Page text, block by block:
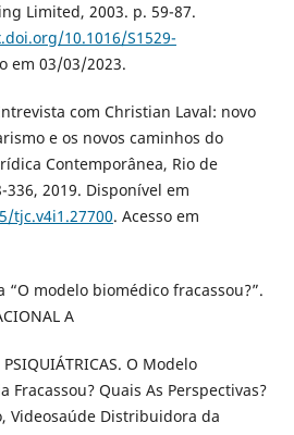
Limited, 2003. p. 59-87.
10.1016/S1529-
em 03/03/2023.
com Christian Laval: novo
e os novos caminhos do
Contemporânea, Rio de
336, 2019. Disponível em
tjc.v4i1.27700. Acesso em
“O modelo biomédico fracassou?”.
A
PSIQUIÁTRICAS. O Modelo
Fracassou? Quais As Perspectivas?
Videosaúde Distribuidora da